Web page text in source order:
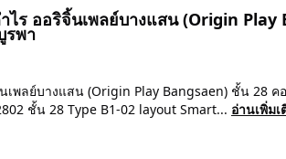
ร ออริจิ้นเพลย์บางแสน (Origin
รพา
พลย์บางแสน (Origin Play Bangsaen) ชั้น 28
ชั้น 28 Type B1-02 layout Smart... อ่านเพิ่มเ